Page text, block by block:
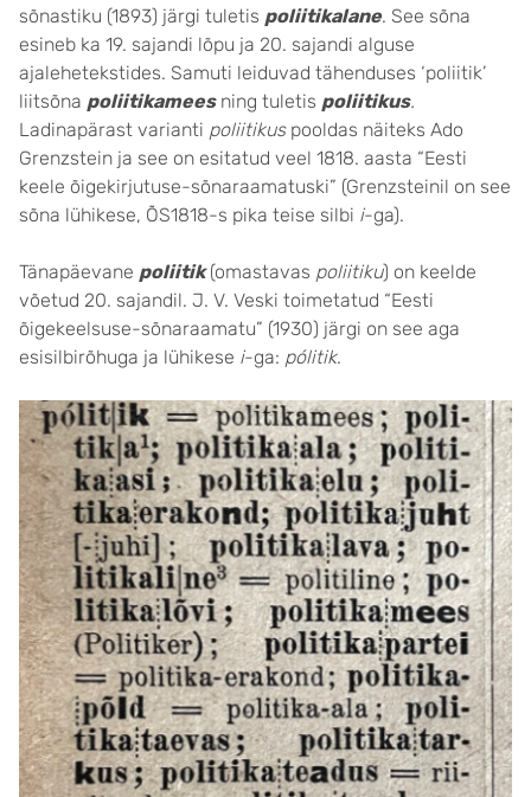
sõnastiku (1893) järgi tuletis poliitikalane. See sõna
esineb ka 19. sajandi lõpu ja 20. sajandi alguse
ajalehetekstides. Samuti leiduvad tähenduses ‘poliitik’
liitsõna poliitikameesning tuletis poliitikus.
Ladinapärast varianti poliitikuspooldas näiteks Ado
Grenzstein ja see on esitatud veel 1818. aasta “Eesti
keele õigekirjutuse-sõnaraamatuski” (Grenzsteinil on see
sõna lühikese, ÕS1818-s pika teise silbi i-ga).
Tänapäevane poliitik(omastavas poliitiku) on keelde
võetud 20. sajandil. J. V. Veski toimetatud “Eesti
õigekeelsuse-sõnaraamatu” (1930) järgi on see aga
esisilbirõhuga ja lühikese i-ga: pólitik.